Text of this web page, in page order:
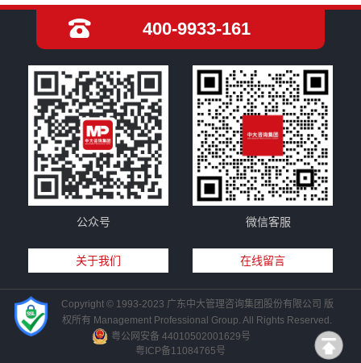
400-9933-161
公众号 微信客服
关于我们 在线留言
Copyright © 1993-2023 广东中大管理咨询集团股份有限公司 版
权所有 Management Professional Group. All Rights Reserved.
粤公网安备 44010502001629号
粤ICP备11084765号